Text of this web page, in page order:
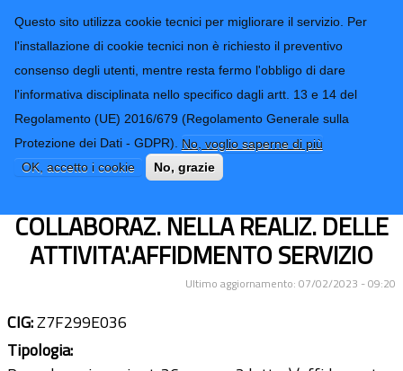
Questo sito utilizza cookie tecnici per migliorare il servizio. Per
l'installazione di cookie tecnici non è richiesto il preventivo
consenso degli utenti, mentre resta fermo l'obbligo di dare
l'informativa disciplinata nello specifico dagli artt. 13 e 14 del
Regolamento (UE) 2016/679 (Regolamento Generale sulla
Protezione dei Dati - GDPR). No, voglio saperne di più
OK, accetto i cookie
No, grazie
Provincia di
Imperia
CONTATTI-URP
TRASPARENZA
Form di ricerca
PROGRAMMA ALCOTRA 2014/20
PROGETTI PAYS RESILIANTS E
COLLABORAZ. NELLA REALIZ. DELLE
ATTIVITA'.AFFIDMENTO SERVIZIO
Ultimo aggiornamento: 07/02/2023 - 09:20
CIG:Z7F299E036
Tipologia: